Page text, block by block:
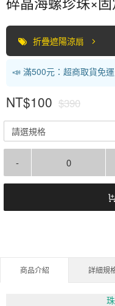
折疊遮陽涼扇
📣 滿500元：超商取貨免
NT$100 $390
請選規格
-
商品介紹 詳細規